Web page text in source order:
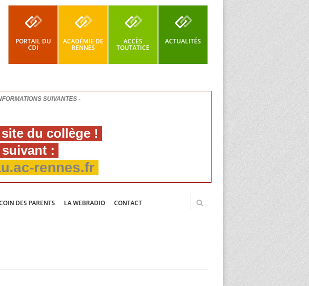
PORTAIL DU
CDI
ACADÉMIE DE
RENNES
ACCÈS
TOUTATICE
ACTUALITÉS
SUIVANTES -
du collège !
:
rennes.fr
DES PARENTS LA WEBRADIO CONTACT